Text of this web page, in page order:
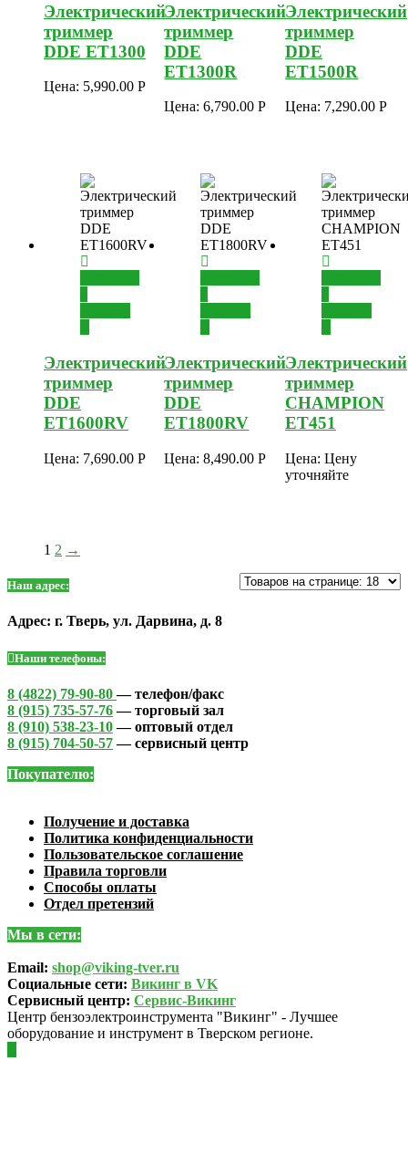
Электрический
триммер
DDE ET1300
Цена: 5,990.00 Р
Электрический
триммер
DDE
ET1300R
Цена:6,790.00Р
Электрический
триммер
DDE
ET1500R
Цена: 7,290.00 Р
Электрический
триммер
DDE
ET1600RV
Цена: 7,690.00 Р
Электрический
триммер
DDE
ET1800RV
Цена:8,490.00Р
Электрический
триммер
CHAMPION
ET451
Цена: Цену
уточняйте
1 2 →
Наш адрес:
Адрес: г. Тверь, ул. Дарвина, д. 8
Наши телефоны:
8 (4822) 79-90-80— телефон/факс
8 (915) 735-57-76— торговый зал
8 (910) 538-23-10— оптовый отдел
8 (915) 704-50-57— сервисный центр
Покупателю:
Получение и доставка
Политика конфиденциальности
Пользовательское соглашение
Правила торговли
Способы оплаты
Отдел претензий
Мы в сети:
Email: shop@viking-tver.ru
Социальные сети: Викинг в VK
Сервисный центр: Сервис-Викинг
Центр бензоэлектроинструмента "Викинг" - Лучшее
оборудование и инструмент в Тверском регионе.